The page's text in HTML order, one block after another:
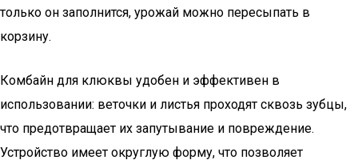
только он заполнится, урожай можно пересыпать в
корзину.
Комбайн для клюквы удобен и эффективен в
использовании: веточки и листья проходят сквозь зубцы,
что предотвращает их запутывание и повреждение.
Устройство имеет округлую форму, что позволяет